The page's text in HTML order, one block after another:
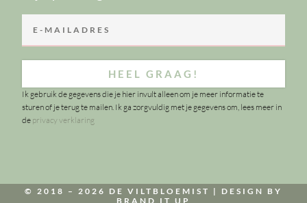
HEEL GRAAG!
Ik gebruik de gegevens die je hier invult alleen om je meer informatie te
sturen of je terug te mailen. Ik ga zorgvuldig met je gegevens om, lees meer in
de privacy verklaring
© 2018 – 2026 DE VILTBLOEMIST | DESIGN BY
BRAND IT UP